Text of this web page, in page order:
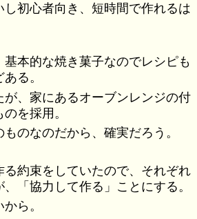
し初心者向き、短時間で作れるは
基本的な焼き菓子なのでレシピも
る。
が、家にあるオーブンレンジの付
を採用。
のなのだから、確実だろう。
る約束をしていたので、それぞれ
「協力して作る」ことにする。
ら。